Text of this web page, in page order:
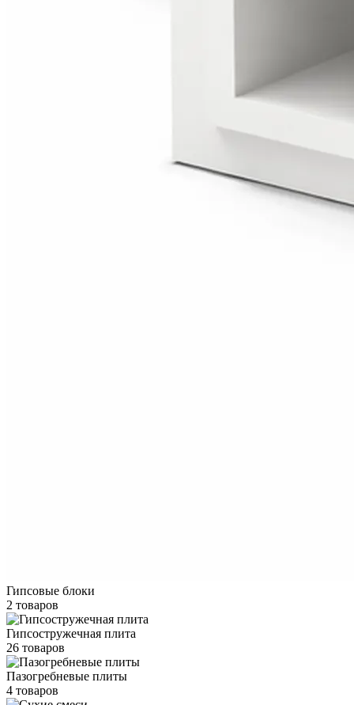
Гипсовые блоки
2 товаров
Гипсостружечная плита
26 товаров
Пазогребневые плиты
4 товаров